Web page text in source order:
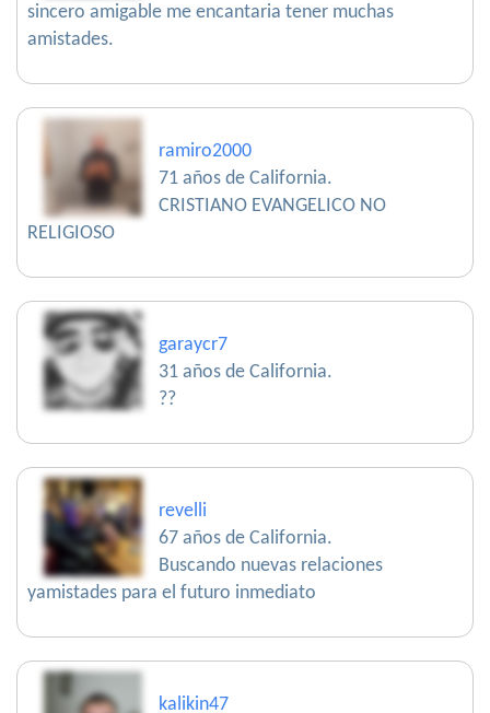
sincero amigable me encantaria tener muchas
amistades.
ramiro2000
71 años de California.
CRISTIANO EVANGELICO NO
RELIGIOSO
garaycr7
31 años de California.
??
revelli
67 años de California.
Buscando nuevas relaciones
yamistades para el futuro inmediato
kalikin47